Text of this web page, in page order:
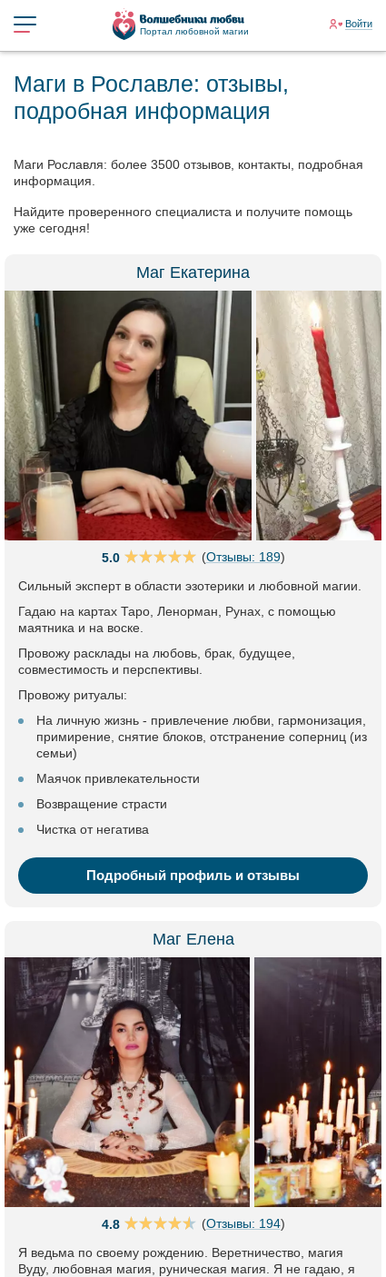
Портал любовной магии
Войти
Маги в Рославле: отзывы,
подробная информация
Маги Рославля: более 3500 отзывов, контакты, подробная
информация.
Найдите проверенного специалиста и получите помощь
уже сегодня!
Маг Екатерина
5.0 (Отзывы: 189)
Сильный эксперт в области эзотерики и любовной магии.
Гадаю на картах Таро, Ленорман, Рунах, с помощью
маятника и на воске.
Провожу расклады на любовь, брак, будущее,
совместимость и перспективы.
Провожу ритуалы:
На личную жизнь - привлечение любви, гармонизация,
примирение, снятие блоков, отстранение соперниц (из
семьи)
Маячок привлекательности
Возвращение страсти
Чистка от негатива
Подробный профиль и отзывы
Маг Елена
4.8 (Отзывы: 194)
Я ведьма по своему рождению. Веретничество, магия
Вуду, любовная магия, руническая магия. Я не гадаю, я